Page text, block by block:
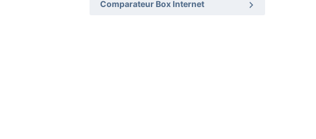
Comparateur Box Internet